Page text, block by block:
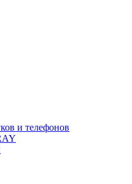
и телефонов